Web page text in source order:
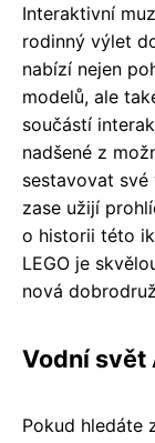
Interaktivní
rodinný výlet
nabízí nejen
modelů, ale
součástí
nadšené z
sestavovat své
zase užijí
o historii této
LEGO je
nová
Vodní svět
Pokud hledáte